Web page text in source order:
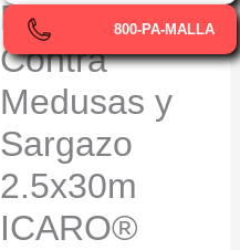
Barrera
Contra
Medusas y
Sargazo
2.5x30m
ICARO®
800-PA-MALLA